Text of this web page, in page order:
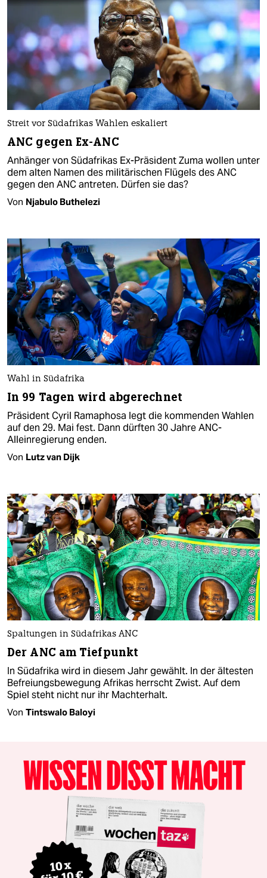
Streit vor Südafrikas Wahlen eskaliert
ANC gegen Ex-ANC
Anhänger von Südafrikas Ex-Präsident Zuma wollen unter
dem alten Namen des militärischen Flügels des ANC
gegen den ANC antreten. Dürfen sie das?
Von Njabulo Buthelezi
Wahl in Südafrika
In 99 Tagen wird abgerechnet
Präsident Cyril Ramaphosa legt die kommenden Wahlen
auf den 29. Mai fest. Dann dürften 30 Jahre ANC-
Alleinregierung enden.
Von Lutz van Dijk
Spaltungen in Südafrikas ANC
Der ANC am Tiefpunkt
In Südafrika wird in diesem Jahr gewählt. In der ältesten
Befreiungsbewegung Afrikas herrscht Zwist. Auf dem
Spiel steht nicht nur ihr Machterhalt.
Von Tintswalo Baloyi